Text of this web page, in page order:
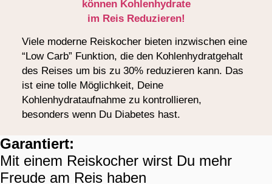
können Kohlenhydrate
im Reis Reduzieren!
Viele moderne Reiskocher bieten inzwischen eine
“Low Carb” Funktion, die den Kohlenhydratgehalt
des Reises um bis zu 30% reduzieren kann. Das
ist eine tolle Möglichkeit, Deine
Kohlenhydrataufnahme zu kontrollieren,
besonders wenn Du Diabetes hast.
Garantiert:
Mit einem Reiskocher wirst Du mehr
Freude am Reis haben